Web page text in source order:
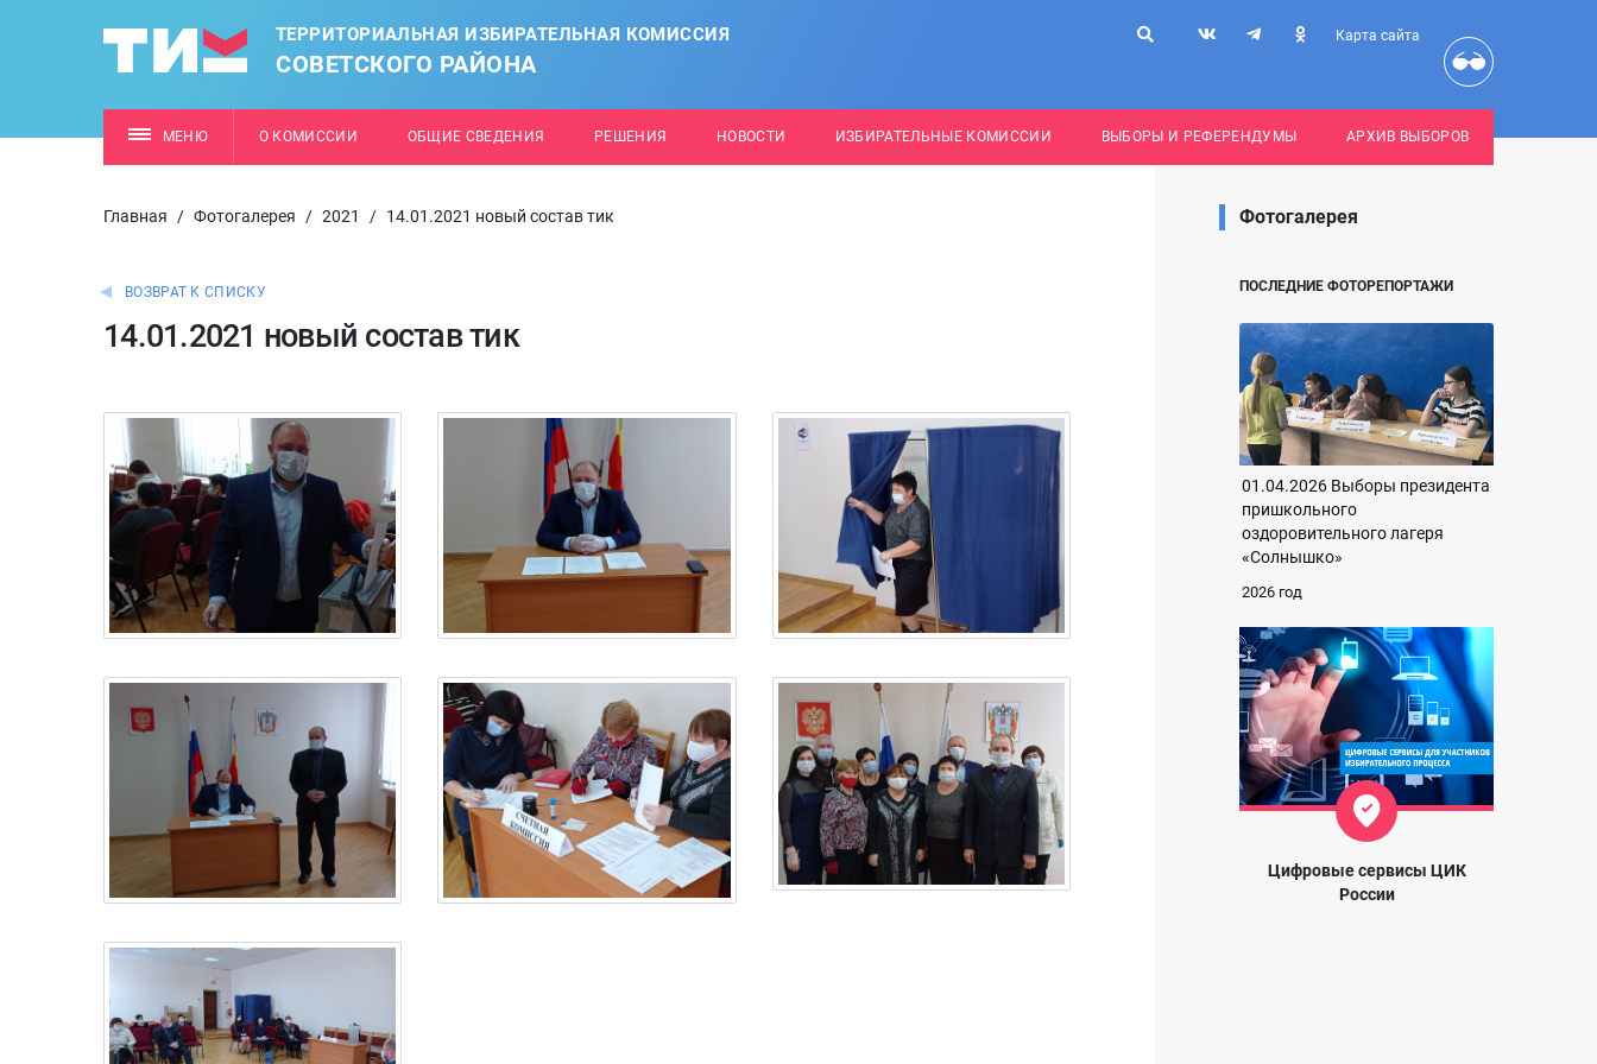
ТЕРРИТОРИАЛЬНАЯ ИЗБИРАТЕЛЬНАЯ КОМИССИЯ
СОВЕТСКОГО РАЙОНА
Карта сайта
МЕНЮ О КОМИССИИ ОБЩИЕ СВЕДЕНИЯ РЕШЕНИЯ НОВОСТИ ИЗБИРАТЕЛЬНЫЕ КОМИССИИ ВЫБОРЫ И РЕФЕРЕНДУМЫ АРХИВ ВЫБОРОВ
Главная / Фотогалерея / 2021 / 14.01.2021 новый состав тик
ВОЗВРАТ К СПИСКУ
14.01.2021 новый состав тик
Фотогалерея
ПОСЛЕДНИЕ ФОТОРЕПОРТАЖИ
01.04.2026 Выборы президента
пришкольного
оздоровительного лагеря
«Солнышко»
2026 год
Цифровые сервисы ЦИК
России